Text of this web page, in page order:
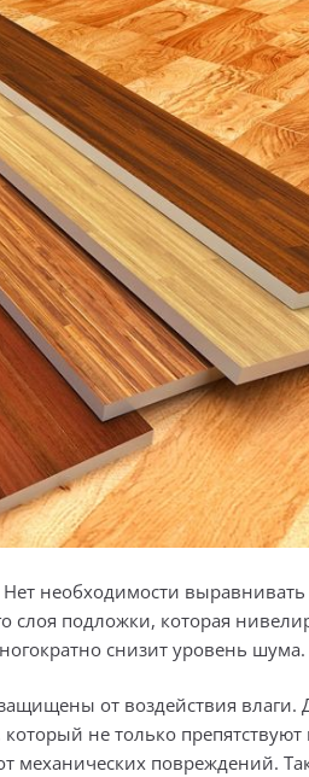
необходимости
слоя подложки, которая
снизит уровень шума.
от воздействия влаги.
не только
механических повреждений.